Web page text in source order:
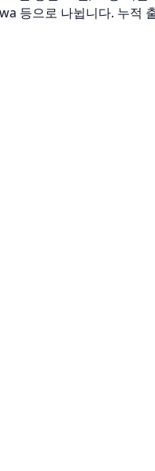
등으로 나뉩니다. 누적